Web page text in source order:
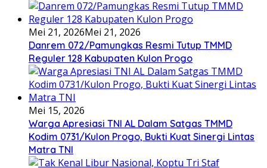
Mei 21, 2026Mei 21, 2026
Danrem 072/Pamungkas Resmi Tutup TMMD
Reguler 128 Kabupaten Kulon Progo
Mei 15, 2026
Warga Apresiasi TNI AL Dalam Satgas TMMD
Kodim 0731/Kulon Progo, Bukti Kuat Sinergi Lintas
Matra TNI